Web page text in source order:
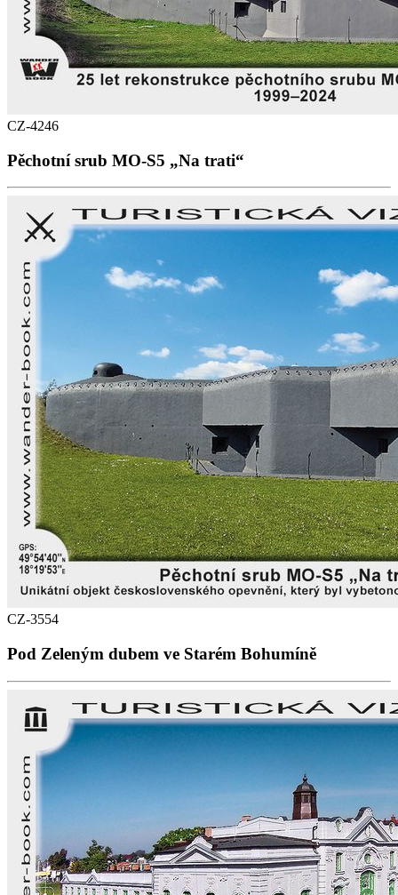
CZ-4246
Pěchotní srub MO-S5 „Na trati“
CZ-3554
Pod Zeleným dubem ve Starém Bohumíně